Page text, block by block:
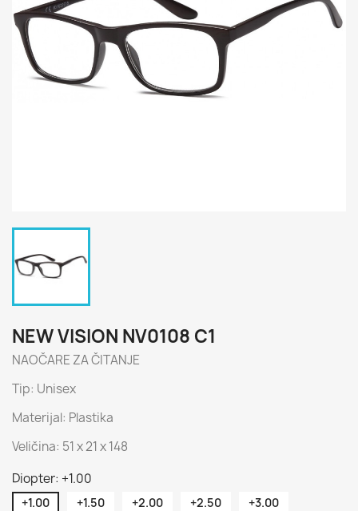
NEW VISION NV0108 C1
NAOČARE ZA ČITANJE
Tip: Unisex
Materijal: Plastika
Veličina: 51 x 21 x 148
Diopter: +1.00
+1.00 +1.50 +2.00 +2.50
+3.00